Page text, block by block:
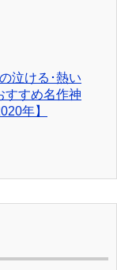
泣ける･熱い
すすめ名作神
年】